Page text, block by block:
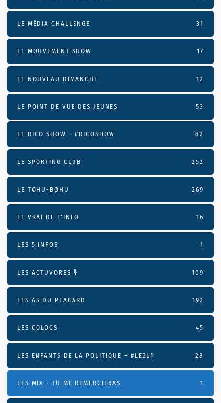
LE MÉDIA CHALLENGE 31
LE MOUVEMENT SHOW 17
LE NOUVEAU DIMANCHE 12
LE POINT DE VUE DES JEUNES 53
LE RICO SHOW – #RICOSHOW 82
LE SPORTING CLUB 252
LE TØHU-BØHU 269
LE VRAI DE L’INFO 16
LES 5 INFOS 1
LES ACTUVORES 🎙 109
LES AS DU PLACARD 192
LES COLOCS 45
LES ENFANTS DE LA POLITIQUE – #LE2LP 28
LES MIX - TU ME REMERCIERAS 1